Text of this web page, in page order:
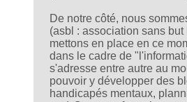
De notre côté, nous
(asbl : association sans
mettons en place en ce
dans le cadre de
s'adresse entre autre au
pouvoir y développer des
handicapés mentaux,